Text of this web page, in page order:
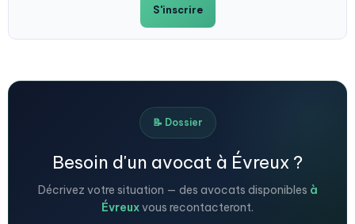
S'inscrire
📝 Dossier
Besoin d'un avocat à Évreux ?
Décrivez votre situation — des avocats disponibles à
Évreuxvous recontacteront.